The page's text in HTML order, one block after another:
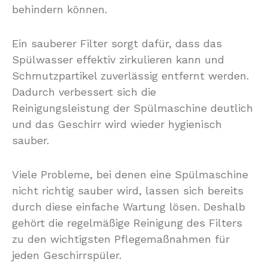
behindern können.
Ein sauberer Filter sorgt dafür, dass das
Spülwasser effektiv zirkulieren kann und
Schmutzpartikel zuverlässig entfernt werden.
Dadurch verbessert sich die
Reinigungsleistung der Spülmaschine deutlich
und das Geschirr wird wieder hygienisch
sauber.
Viele Probleme, bei denen eine Spülmaschine
nicht richtig sauber wird, lassen sich bereits
durch diese einfache Wartung lösen. Deshalb
gehört die regelmäßige Reinigung des Filters
zu den wichtigsten Pflegemaßnahmen für
jeden Geschirrspüler.